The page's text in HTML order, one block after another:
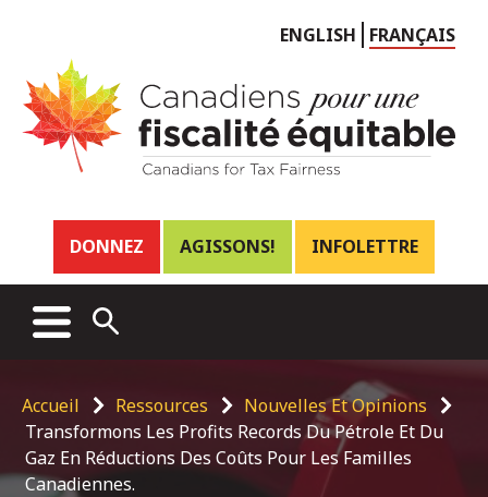
Choose
language
ENGLISH FRANÇAIS
Header
links
DONNEZ AGISSONS! INFOLETTRE
Main
menu
MENUOPEN
SEARCH
Breadcrumb
Accueil Ressources
Nouvelles Et Opinions
Transformons Les Profits Records Du Pétrole Et Du
Gaz En Réductions Des Coûts Pour Les Familles
Canadiennes.